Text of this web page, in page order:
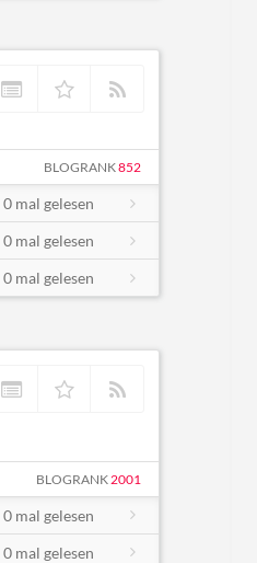
BLOGRANK852
0 mal gelesen
0 mal gelesen
0 mal gelesen
BLOGRANK 2001
0 mal gelesen
0 mal gelesen